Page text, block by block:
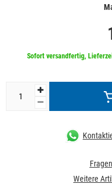
Sofort versandfertig,
Weitere